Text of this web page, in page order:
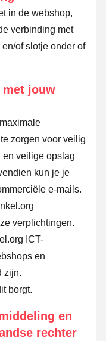
in de webshop,
verbinding met
of slotje onder of
met jouw
zorgen voor veilig
en veilige opslag
kun je je
e-mails.
verplichtingen.
ICT-
en
zijn.
borgt.
en
rechter